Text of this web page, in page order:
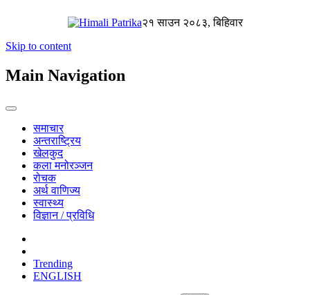
२१ साउन २०८३, बिहिवार
Skip to content
Main Navigation
समाचार
अन्तराष्ट्रिय
खेलकुद
कला मनोरञ्जन
रोचक
अर्थ वाणिज्य
स्वास्थ्य
विज्ञान / प्रविधि
Trending
ENGLISH